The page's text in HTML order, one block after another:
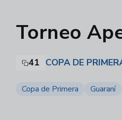
Torneo
41 COPA DE
Copa de Primera Guaraní